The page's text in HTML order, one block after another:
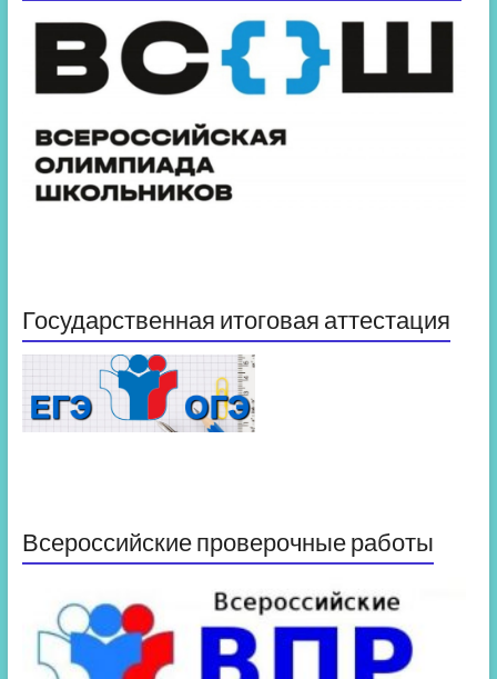
Государственная итоговая аттестация
Всероссийские проверочные работы